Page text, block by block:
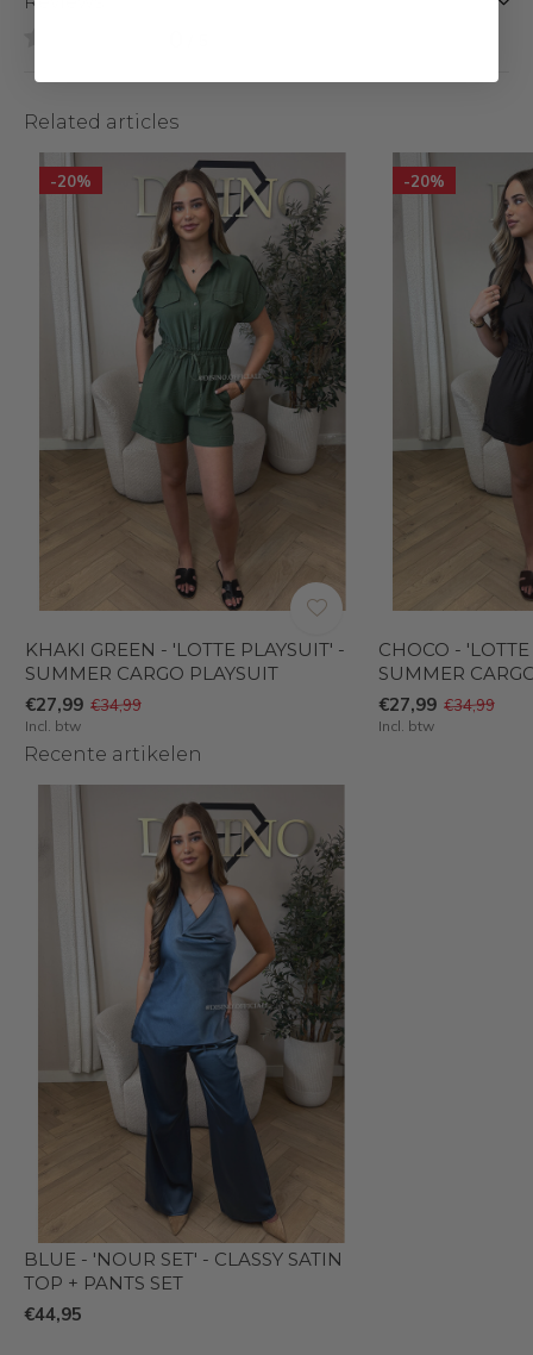
Related articles
-20%
KHAKI GREEN - 'LOTTE PLAYSUIT' -
SUMMER CARGO PLAYSUIT
€27,99 €34,99
Incl. btw
-20%
CHOCO -
SUMMER
€27,99 €34,99
Incl. btw
Recente artikelen
BLUE - 'NOUR SET' - CLASSY SATIN
TOP + PANTS SET
€44,95